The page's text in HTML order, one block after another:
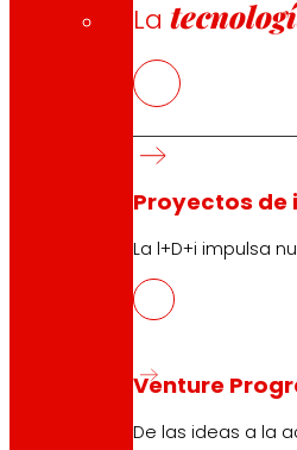
La
Proyectos de
La l+D+i impulsa
Venture
De las ideas a la